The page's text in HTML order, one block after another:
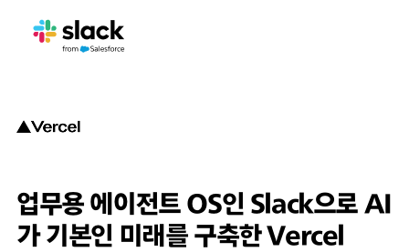
업무용 에이전트 OS인 Slack으로 AI
가 기본인 미래를 구축한 Vercel